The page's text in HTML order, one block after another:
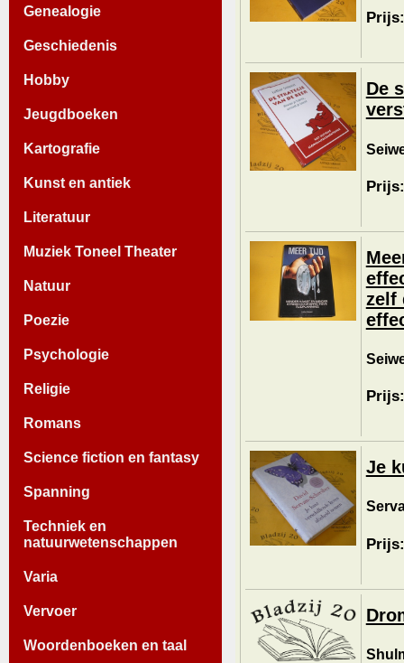
Genealogie
Geschiedenis
Hobby
Jeugdboeken
Kartografie
Kunst en antiek
Literatuur
Muziek Toneel Theater
Natuur
Poezie
Psychologie
Religie
Romans
Science fiction en fantasy
Spanning
Techniek en
natuurwetenschappen
Varia
Vervoer
Woordenboeken en taal
De
zelf
Je